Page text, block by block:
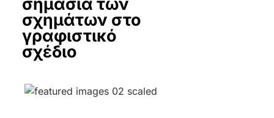
σχημάτων στο
γραφιστικό
σχέδιο